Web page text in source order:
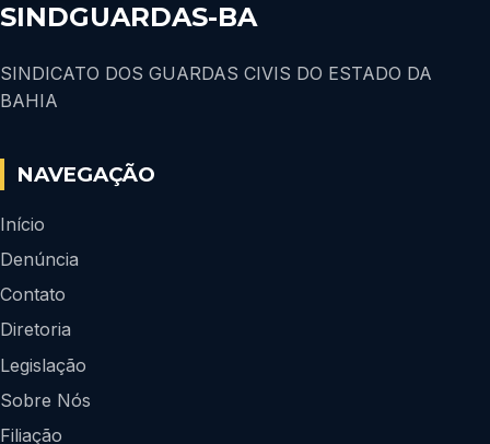
SINDGUARDAS-BA
SINDICATO DOS GUARDAS CIVIS DO ESTADO DA
BAHIA
NAVEGAÇÃO
Início
Denúncia
Contato
Diretoria
Legislação
Sobre Nós
Filiação